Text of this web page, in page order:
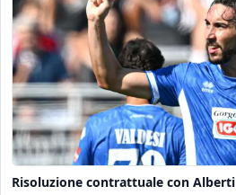
Risoluzione contrattuale con Alberti